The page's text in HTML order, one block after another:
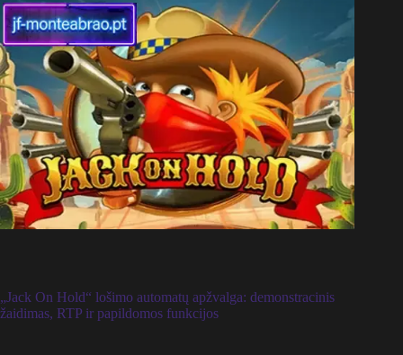
„Jack On Hold“ lošimo automatų apžvalga: demonstracinis
žaidimas, RTP ir papildomos funkcijos